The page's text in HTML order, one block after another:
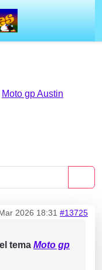
Moto gp Austin
2026 18:31 #13725
tema Moto gp